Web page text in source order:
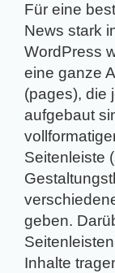
Für eine
News stark
WordPress
eine ganze
(pages), die
aufgebaut
Seitenleiste
geben.
Inhalte